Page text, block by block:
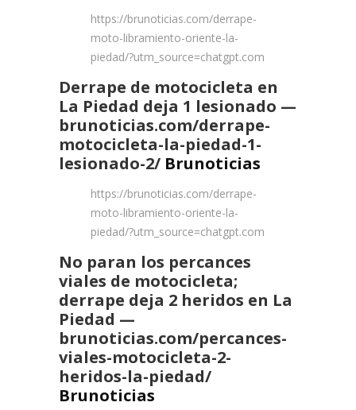
https://brunoticias.com/derrape-
moto-libramiento-oriente-la-
piedad/?utm_source=chatgpt.com
Derrape de motocicleta en
La Piedad deja 1 lesionado —
brunoticias.com/derrape-
motocicleta-la-piedad-1-
lesionado-2/ Brunoticias
https://brunoticias.com/derrape-
moto-libramiento-oriente-la-
piedad/?utm_source=chatgpt.com
No paran los percances
viales de motocicleta;
derrape deja 2 heridos en La
Piedad —
brunoticias.com/percances-
viales-motocicleta-2-
heridos-la-piedad/
Brunoticias